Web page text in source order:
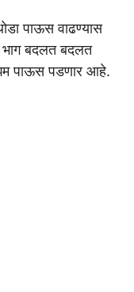
पाऊस वाढण्यास
भाग बदलत बदलत
पाऊस पडणार आहे.